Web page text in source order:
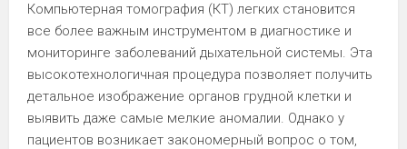
Компьютерная томография (КТ) легких становится
все более важным инструментом в диагностике и
мониторинге заболеваний дыхательной системы. Эта
высокотехнологичная процедура позволяет получить
детальное изображение органов грудной клетки и
выявить даже самые мелкие аномалии. Однако у
пациентов возникает закономерный вопрос о том,